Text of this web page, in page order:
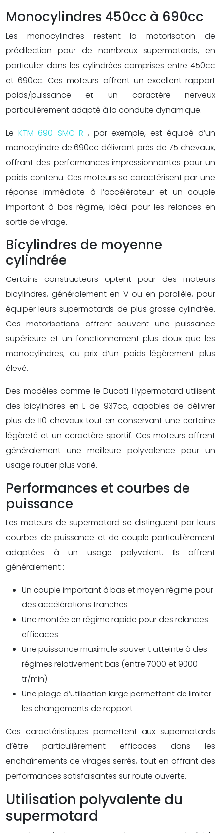
Monocylindres 450cc à 690cc
Les monocylindres restent la motorisation de
prédilection pour de nombreux supermotards, en
particulier dans les cylindrées comprises entre 450cc
et 690cc. Ces moteurs offrent un excellent rapport
poids/puissance et un caractère nerveux
particulièrement adapté à la conduite dynamique.
LeKTM 690 SMC R, par exemple, est équipé d’un
monocylindre de 690cc délivrant près de 75 chevaux,
offrant des performances impressionnantes pour un
poids contenu. Ces moteurs se caractérisent par une
réponse immédiate à l’accélérateur et un couple
important à bas régime, idéal pour les relances en
sortie de virage.
Bicylindres de moyenne
cylindrée
Certains constructeurs optent pour des moteurs
bicylindres, généralement en V ou en parallèle, pour
équiper leurs supermotards de plus grosse cylindrée.
Ces motorisations offrent souvent une puissance
supérieure et un fonctionnement plus doux que les
monocylindres, au prix d’un poids légèrement plus
élevé.
Des modèles comme le Ducati Hypermotard utilisent
des bicylindres en L de 937cc, capables de délivrer
plus de 110 chevaux tout en conservant une certaine
légèreté et un caractère sportif. Ces moteurs offrent
généralement une meilleure polyvalence pour un
usage routier plus varié.
Performances et courbes de
puissance
Les moteurs de supermotard se distinguent par leurs
courbes de puissance et de couple particulièrement
adaptées à un usage polyvalent. Ils offrent
généralement :
Un couple important à bas et moyen régime pour
des accélérations franches
Une montée en régime rapide pour des relances
efficaces
Une puissance maximale souvent atteinte à des
régimes relativement bas (entre 7000 et 9000
tr/min)
Une plage d’utilisation large permettant de limiter
les changements de rapport
Ces caractéristiques permettent aux supermotards
d’être particulièrement efficaces dans les
enchaînements de virages serrés, tout en offrant des
performances satisfaisantes sur route ouverte.
Utilisation polyvalente du
supermotard